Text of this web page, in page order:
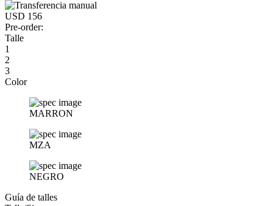
USD 156
Pre-order:
Talle
1
2
3
Color
MARRON
MZA
NEGRO
Guía de talles